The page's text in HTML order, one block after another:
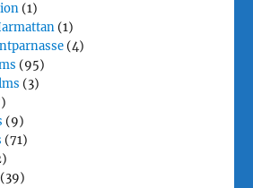
(1)
(1)
(4)
(95)
(3)
(9)
(71)
(39)